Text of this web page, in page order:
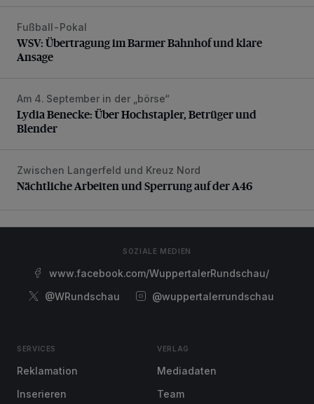
WSV: Übertragung im Barmer Bahnhof und klare Ansage
Fußball-Pokal
WSV: Übertragung im Barmer Bahnhof und klare
Ansage
Lydia Benecke: Über Hochstapler, Betrüger und Blender
Am 4. September in der „börse“
Lydia Benecke: Über Hochstapler, Betrüger und
Blender
Nächtliche Arbeiten und Sperrung auf der A46
Zwischen Langerfeld und Kreuz Nord
Nächtliche Arbeiten und Sperrung auf der A46
SOZIALE MEDIEN
www.facebook.com/WuppertalerRundschau/
@WRundschau
@wuppertalerrundschau
SERVICES
Reklamation
Inserieren
VERLAG
Mediadaten
Team